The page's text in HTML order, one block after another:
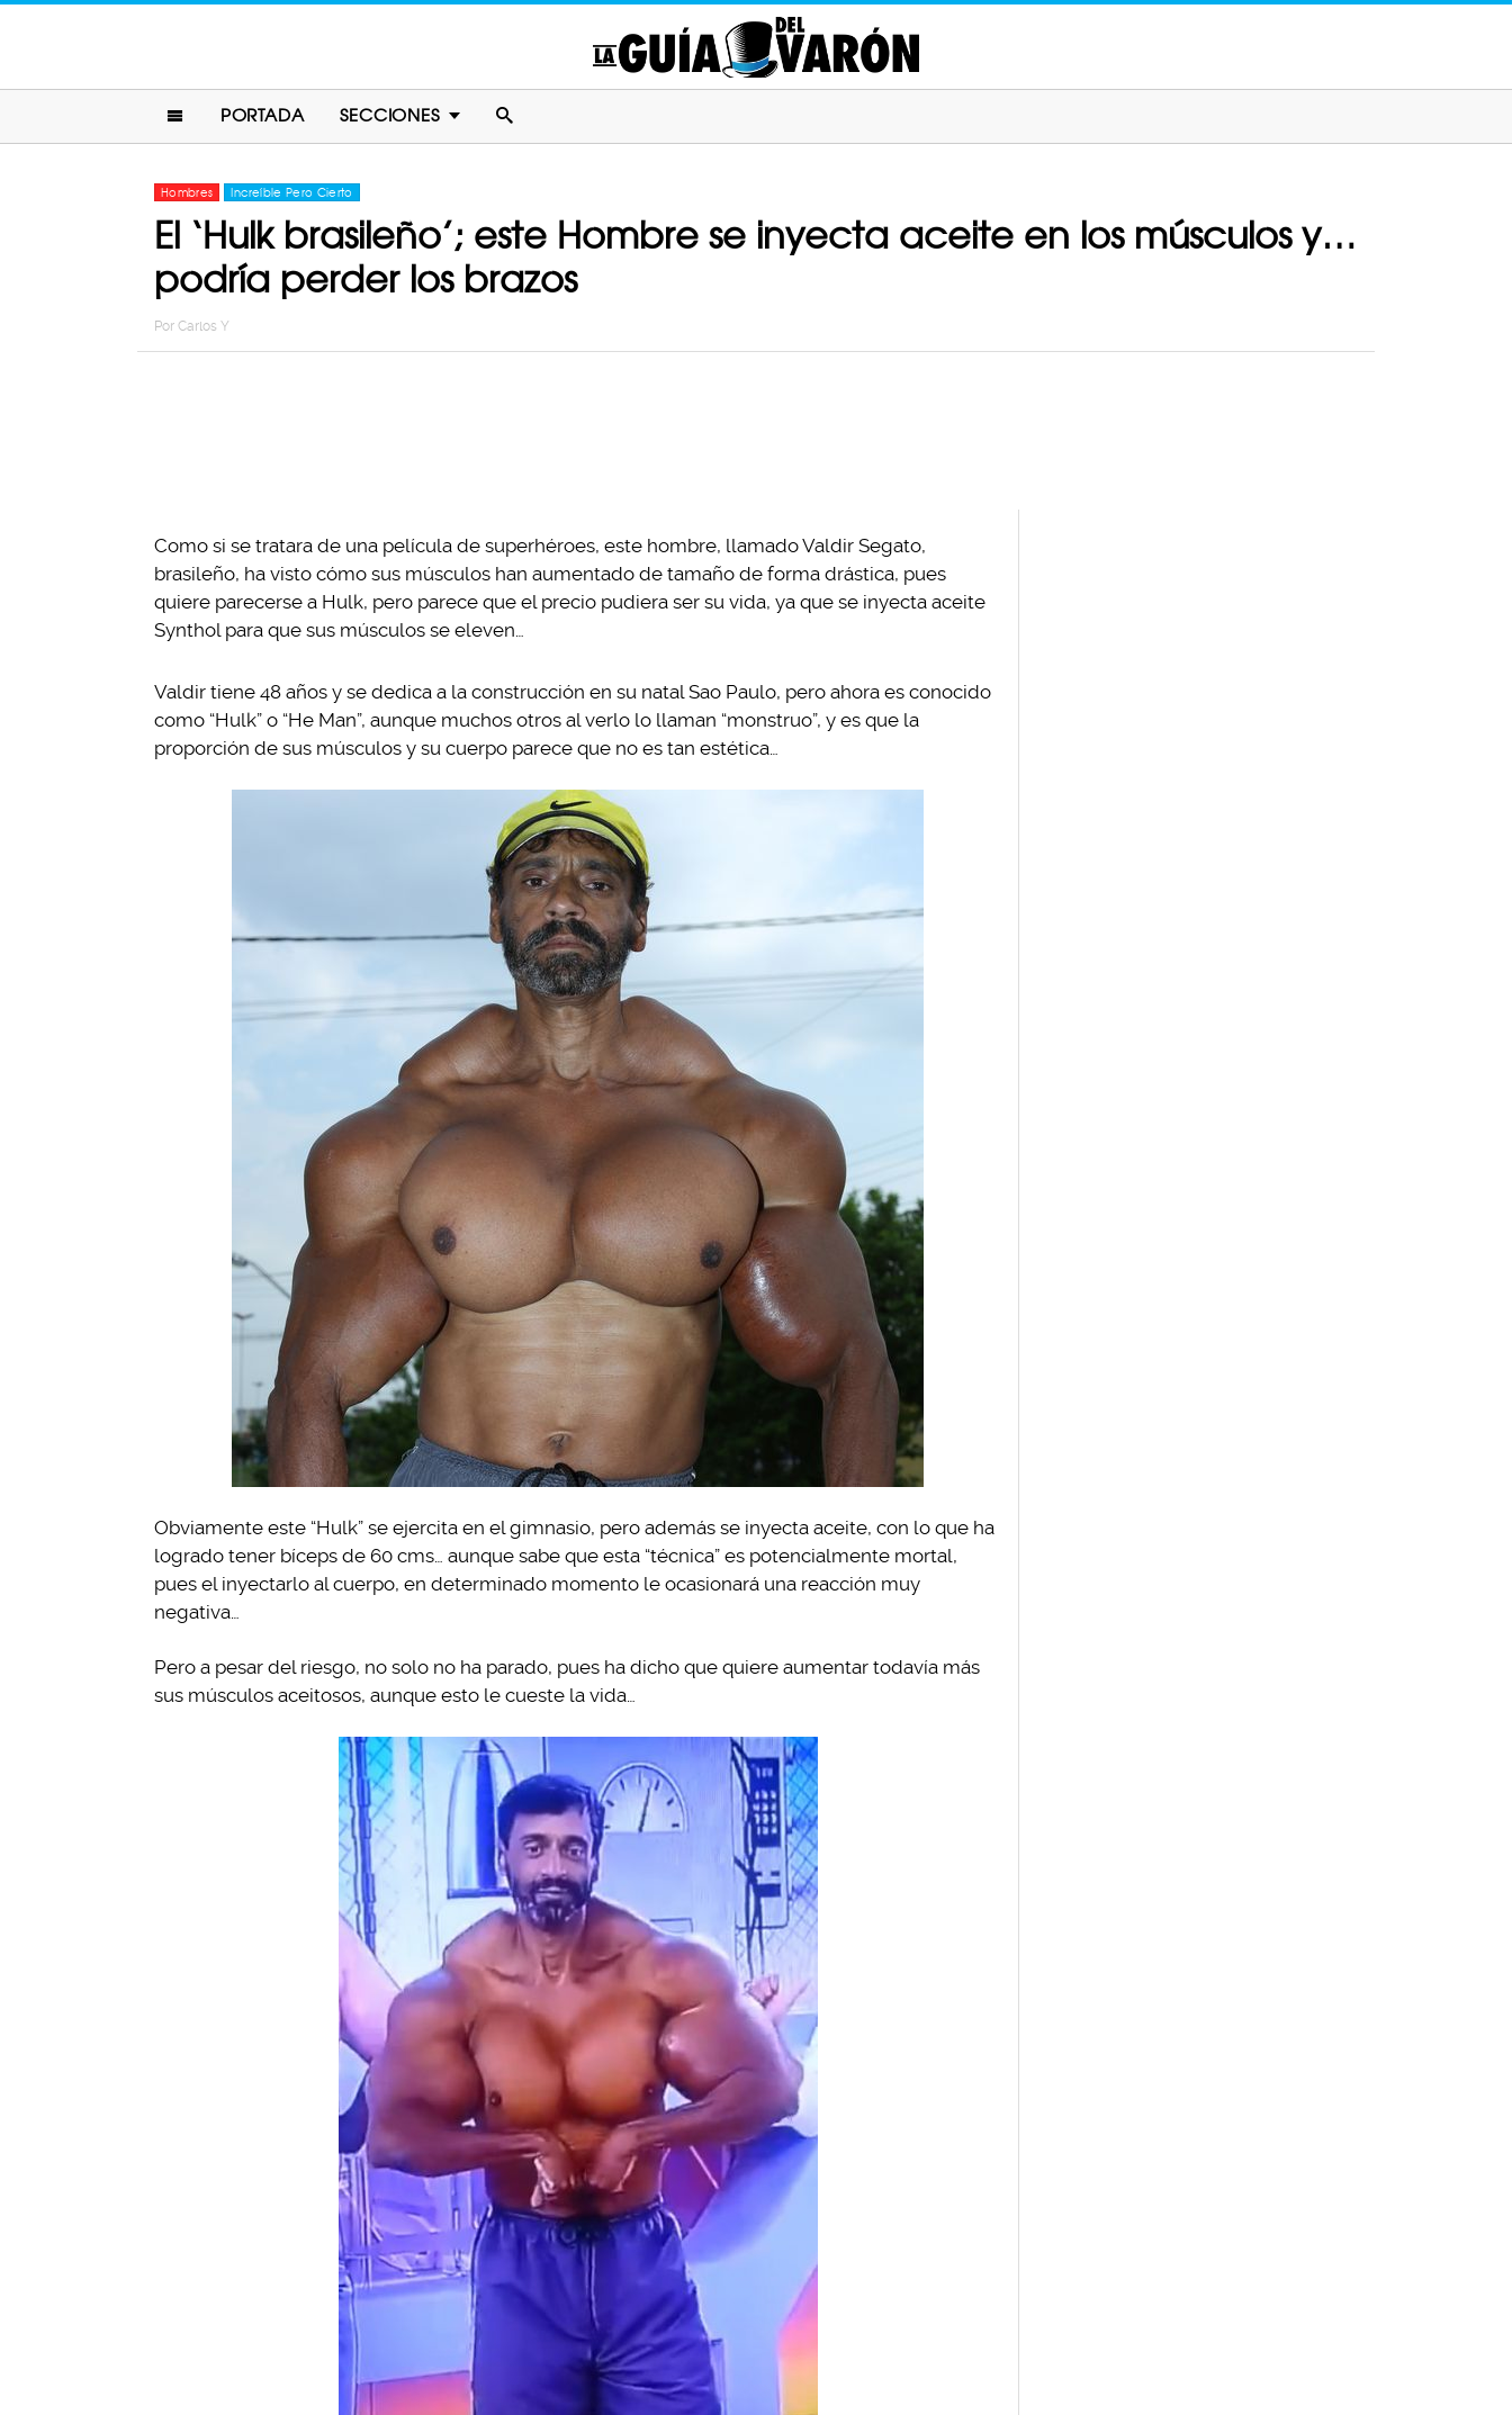
PORTADA SECCIONES
Hombres Increíble Pero Cierto
El ‘Hulk brasileño’; este Hombre se inyecta aceite en los músculos y…
podría perder los brazos
Por Carlos Y
Como si se tratara de una película de superhéroes, este hombre, llamado Valdir Segato,
brasileño, ha visto cómo sus músculos han aumentado de tamaño de forma drástica, pues
quiere parecerse a Hulk, pero parece que el precio pudiera ser su vida, ya que se inyecta aceite
Synthol para que sus músculos se eleven…
Valdir tiene 48 años y se dedica a la construcción en su natal Sao Paulo, pero ahora es conocido
como “Hulk” o “He Man”, aunque muchos otros al verlo lo llaman “monstruo”, y es que la
proporción de sus músculos y su cuerpo parece que no es tan estética…
Obviamente este “Hulk” se ejercita en el gimnasio, pero además se inyecta aceite, con lo que ha
logrado tener bíceps de 60 cms… aunque sabe que esta “técnica” es potencialmente mortal,
pues el inyectarlo al cuerpo, en determinado momento le ocasionará una reacción muy
negativa…
Pero a pesar del riesgo, no solo no ha parado, pues ha dicho que quiere aumentar todavía más
sus músculos aceitosos, aunque esto le cueste la vida…